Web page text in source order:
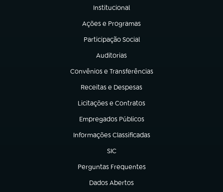
Institucional
(abre em nova aba)
Ações e Programas
(abre em nova aba)
Participação Social
(abre em nova aba)
Auditorias
(abre em nova aba)
Convênios e Transferências
(abre em nova aba)
Receitas e Despesas
(abre em nova aba)
Licitações e Contratos
(abre em nova aba)
Empregados Públicos
(abre em nova aba)
Informações Classificadas
(abre em nova aba)
SIC
(abre em nova aba)
Perguntas Frequentes
(abre em nova aba)
Dados Abertos
(abre em nova aba)